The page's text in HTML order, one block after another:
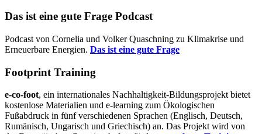
Das ist eine gute Frage Podcast
Podcast von Cornelia und Volker Quaschning zu Klimakrise und
Erneuerbare Energien. Das ist eine gute Frage
Footprint Training
e-co-foot, ein internationales Nachhaltigkeit-Bildungsprojekt bietet
kostenlose Materialien und e-learning zum Ökologischen
Fußabdruck in fünf verschiedenen Sprachen (Englisch, Deutsch,
Rumänisch, Ungarisch und Griechisch) an. Das Projekt wird von